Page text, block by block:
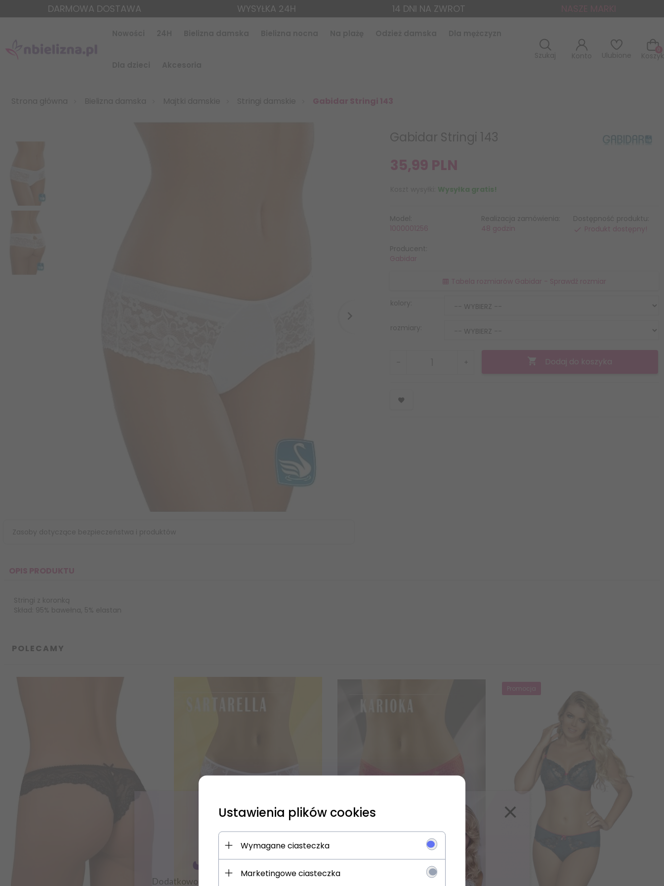
DARMOWA DOSTAWA WYSYŁKA 24H 14 DNI NA ZWROT NASZE MARKI
Szukaj Konto Ulubione Koszyk
0
Strona główna Bielizna damska Majtki damskie Stringi damskie Gabidar Stringi 143
Zasoby dotyczące bezpieczeństwa i produktów
Gabidar Stringi 143
35,99 PLN
Wysyłka gratis!
Model:
1000001256
Realizacja zamówienia:
48 godzin
Dostępność produktu:
Produkt dostępny!
Producent:
Gabidar
Tabela rozmiarów Gabidar - Sprawdź rozmiar
kolory:
rozmiary:
Dodaj do koszyka
OPIS PRODUKTU
Stringi z koronką
Skład: 95% bawełna, 5% elastan
POLECAMY
Promocja
Ustawienia plików cookies
Wymagane ciasteczka
Marketingowe ciasteczka
×
Zapisz się NA newsletter i odbierz
Dodatkowo zyskujesz: